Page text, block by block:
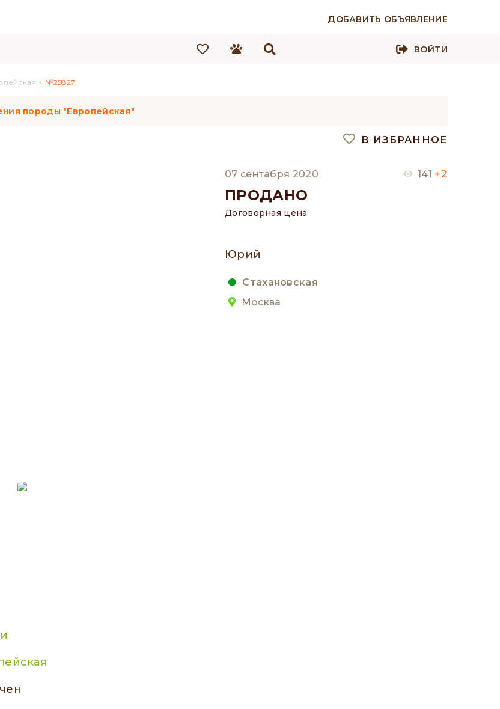
ДОБАВИТЬ ОБЪЯВЛЕНИЕ
ВОЙТИ
› №25827
породы "Европейская"
В ИЗБРАННОЕ
07 сентабря 2020 141 +2
ПРОДАНО
Договорная цена
Юрий
Стахановская
Москва